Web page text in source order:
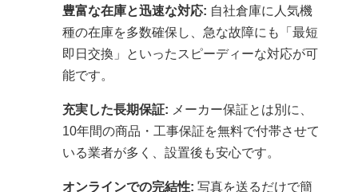
豊富な在庫と迅速な対応: 自社倉庫に人気機
種の在庫を多数確保し、急な故障にも「最短
即日交換」といったスピーディーな対応が可
能です。
充実した長期保証: メーカー保証とは別に、
10年間の商品・工事保証を無料で付帯させて
いる業者が多く、設置後も安心です。
オンラインでの完結性: 写真を送るだけで簡